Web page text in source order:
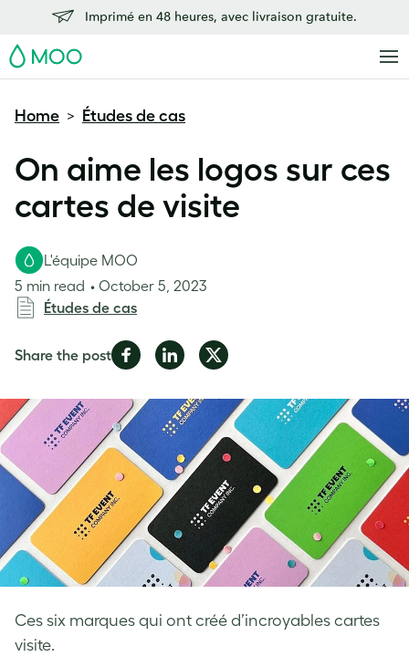
Imprimé en 48 heures, avec livraison gratuite.
MOO
Home > Études de cas
On aime les logos sur ces
cartes de visite
Ces six marques qui ont créé d’incroyables cartes
visite.
L'équipe MOO
5 min read
October 5, 2023
Études de cas
Share the postShare
Facebook
Share
LinkedIn
Share
Twitter